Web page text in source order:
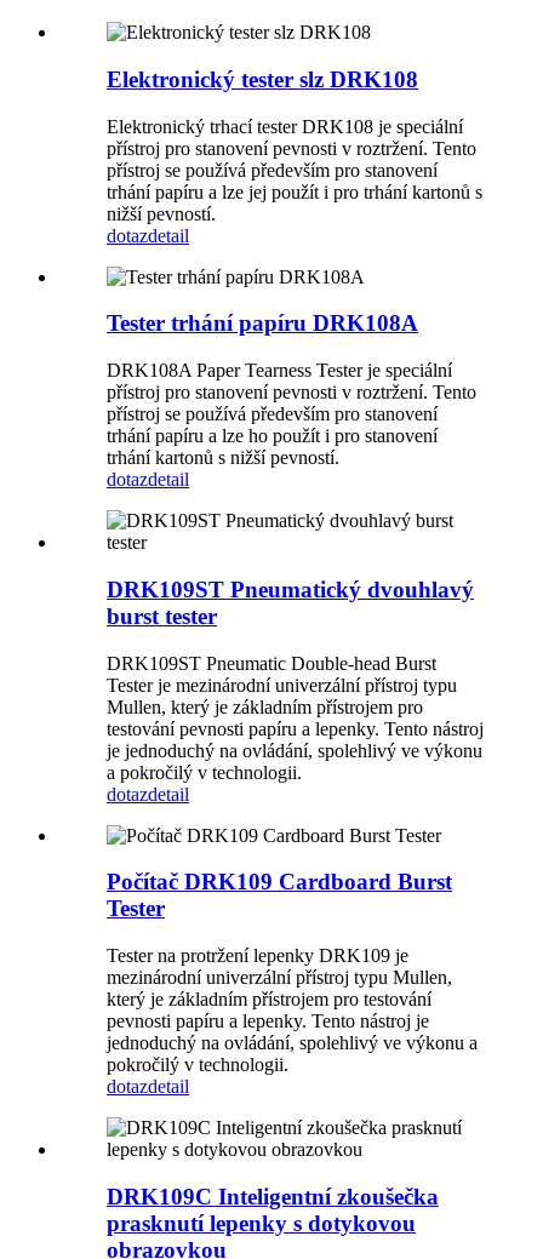
Elektronický tester slz DRK108
Elektronický trhací tester DRK108 je speciální
přístroj pro stanovení pevnosti v roztržení. Tento
přístroj se používá především pro stanovení
trhání papíru a lze jej použít i pro trhání kartonů s
nižší pevností.
dotazdetail
Tester trhání papíru DRK108A
DRK108A Paper Tearness Tester je speciální
přístroj pro stanovení pevnosti v roztržení. Tento
přístroj se používá především pro stanovení
trhání papíru a lze ho použít i pro stanovení
trhání kartonů s nižší pevností.
dotazdetail
DRK109ST Pneumatický dvouhlavý
burst tester
DRK109ST Pneumatic Double-head Burst
Tester je mezinárodní univerzální přístroj typu
Mullen, který je základním přístrojem pro
testování pevnosti papíru a lepenky. Tento nástroj
je jednoduchý na ovládání, spolehlivý ve výkonu
a pokročilý v technologii.
dotazdetail
Počítač DRK109 Cardboard Burst
Tester
Tester na protržení lepenky DRK109 je
mezinárodní univerzální přístroj typu Mullen,
který je základním přístrojem pro testování
pevnosti papíru a lepenky. Tento nástroj je
jednoduchý na ovládání, spolehlivý ve výkonu a
pokročilý v technologii.
dotazdetail
DRK109C Inteligentní zkoušečka
prasknutí lepenky s dotykovou
obrazovkou